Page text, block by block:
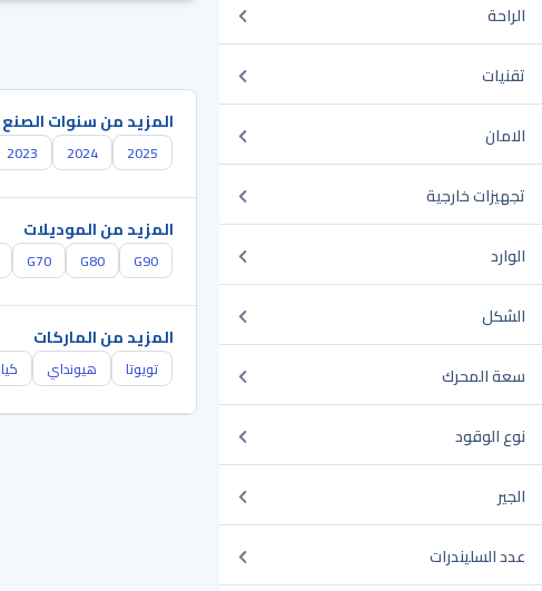
الراحة
تقنيات
الامان
تجهيزات خارجية
الوارد
الشكل
سعة المحرك
نوع الوقود
الجير
عدد السليندرات
المزيد من سنوات الصنع
2025
2024
2023
المزيد من الموديلات
G90
G80
G70
المزيد من الماركات
تويوتا هيونداي كيا